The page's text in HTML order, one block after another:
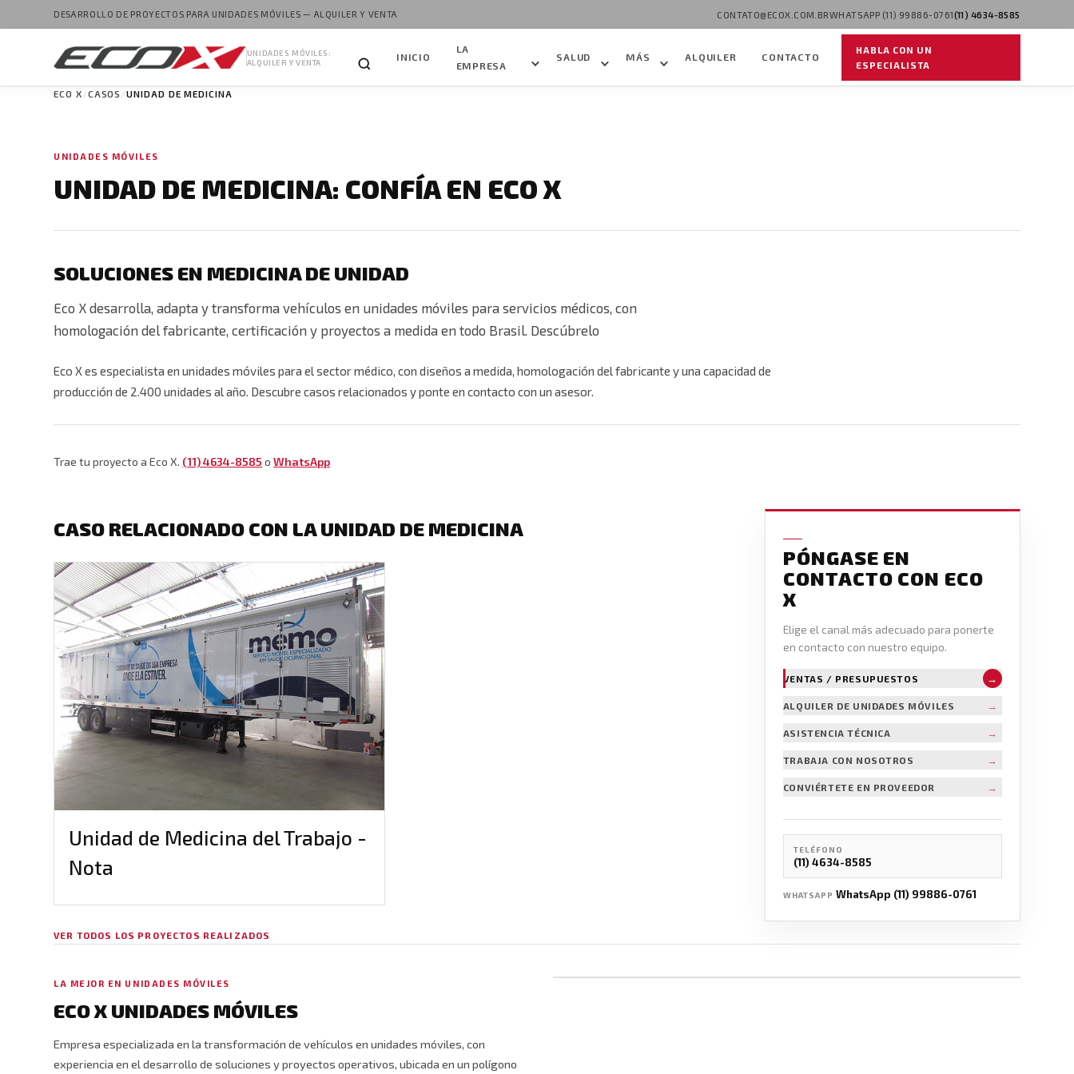
DESARROLLO DE PROYECTOS PARA UNIDADES MÓVILES — ALQUILER Y VENTA CONTATO@ECOX.COM.BRWHATSAPP (11) 99886-0761(11) 4634-8585
UNIDADES MÓVILES:
ALQUILER Y VENTA
INICIO
LA
EMPRESA
SALUD MÁS ALQUILER CONTACTO
HABLA CON UN
ESPECIALISTA
ECO X CASOS UNIDAD DE MEDICINA
UNIDADES MÓVILES
UNIDAD DE MEDICINA: CONFÍA EN ECO X
SOLUCIONES EN MEDICINA DE UNIDAD
Eco X desarrolla, adapta y transforma vehículos en unidades móviles para servicios médicos, con
homologación del fabricante, certificación y proyectos a medida en todo Brasil. Descúbrelo
Eco X es especialista en unidades móviles para el sector médico, con diseños a medida, homologación del fabricante y una capacidad de
producción de 2.400 unidades al año. Descubre casos relacionados y ponte en contacto con un asesor.
Trae tu proyecto a Eco X. (11) 4634-8585 oWhatsApp
CASO RELACIONADO CON LA UNIDAD DE MEDICINA
Unidad de Medicina del Trabajo -
Nota
VER TODOS LOS PROYECTOS REALIZADOS
PÓNGASE EN
CONTACTO CON ECO
X
Elige el canal más adecuado para ponerte
en contacto con nuestro equipo.
VENTAS / PRESUPUESTOS →
ALQUILER DE UNIDADES MÓVILES →
ASISTENCIA TÉCNICA →
TRABAJA CON NOSOTROS →
CONVIÉRTETE EN PROVEEDOR →
TELÉFONO
(11) 4634-8585
WHATSAPP WhatsApp (11) 99886-0761
LA MEJOR EN UNIDADES MÓVILES
ECO X UNIDADES MÓVILES
Empresa especializada en la transformación de vehículos en unidades móviles, con
experiencia en el desarrollo de soluciones y proyectos operativos, ubicada en un polígono